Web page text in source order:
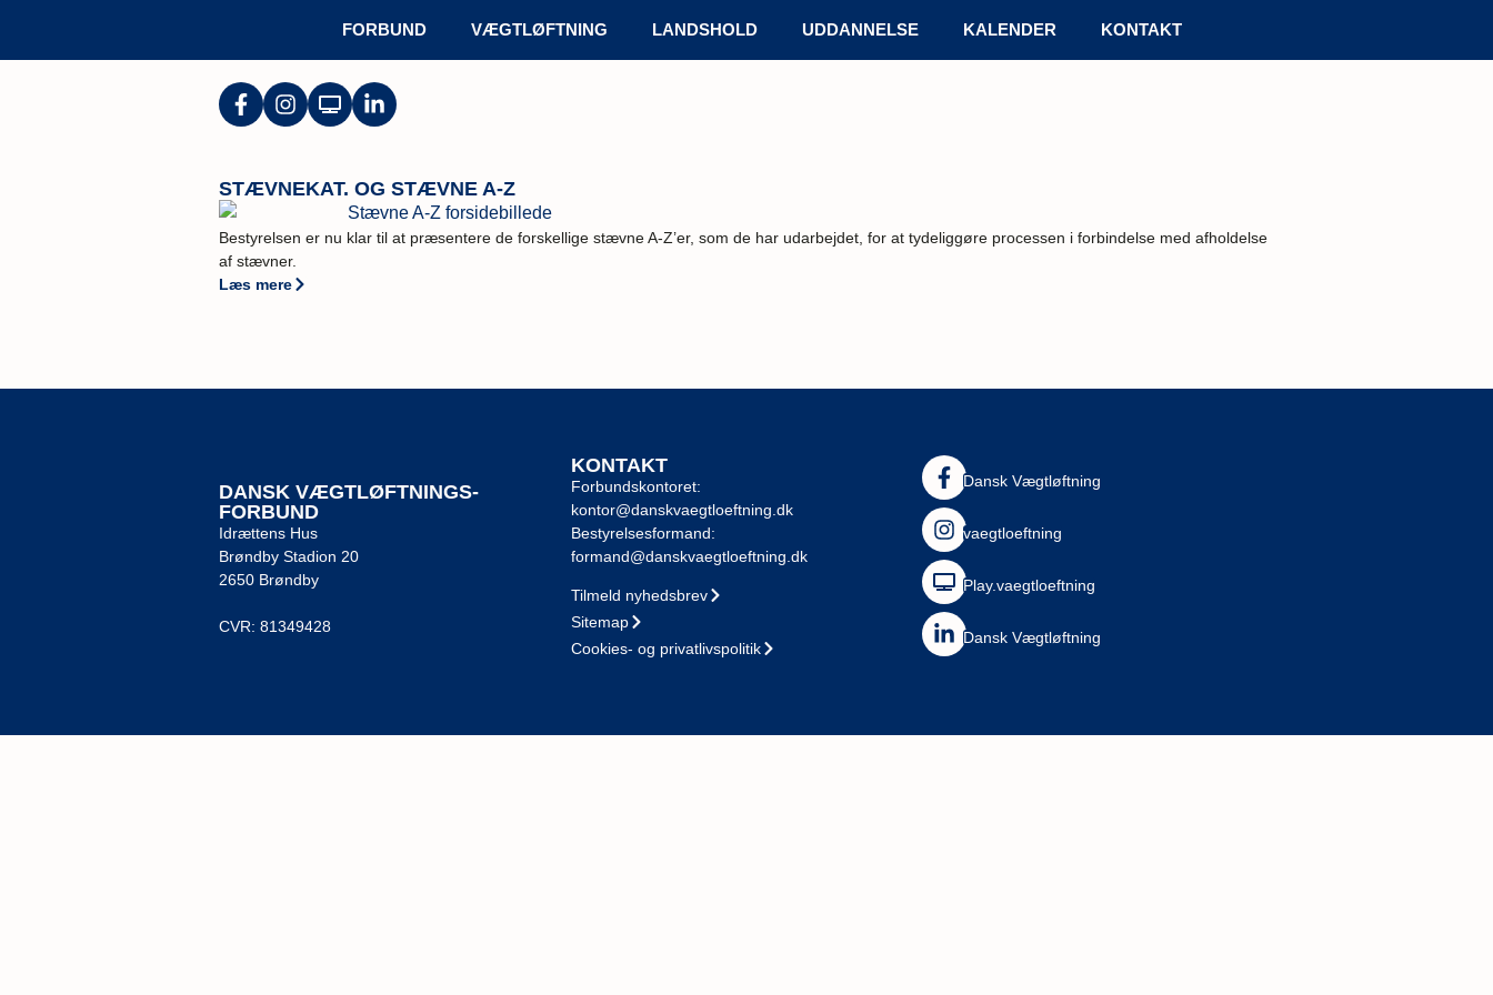
FORBUND VÆGTLØFTNING LANDSHOLD UDDANNELSE KALENDER KONTAKT
STÆVNEKAT. OG STÆVNE A-Z
Bestyrelsen er nu klar til at præsentere de forskellige stævne A-Z’er, som de har udarbejdet, for at tydeliggøre processen i forbindelse med afholdelse
af stævner.
Læs mere
DANSK VÆGTLØFTNINGS-
FORBUND
Idrættens Hus
Brøndby Stadion 20
2650 Brøndby
CVR: 81349428
KONTAKT
Forbundskontoret:
kontor@danskvaegtloeftning.dk
Bestyrelsesformand:
formand@danskvaegtloeftning.dk
Tilmeld nyhedsbrev
Sitemap
Cookies- og privatlivspolitik
Dansk Vægtløftning
vaegtloeftning
Play.vaegtloeftning
Dansk Vægtløftning